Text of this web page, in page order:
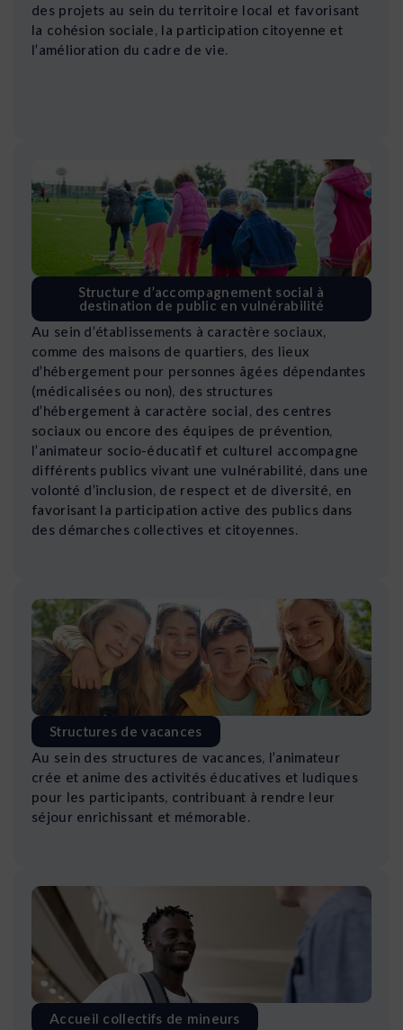
des projets au sein du territoire local et favorisant
la cohésion sociale, la participation citoyenne et
l’amélioration du cadre de vie.
Structure d’accompagnement social à
destination de public en vulnérabilité
Au sein d’établissements à caractère sociaux,
comme des maisons de quartiers, des lieux
d’hébergement pour personnes âgées dépendantes
(médicalisées ou non), des structures
d’hébergement à caractère social, des centres
sociaux ou encore des équipes de prévention,
l’animateur socio-éducatif et culturel accompagne
différents publics vivant une vulnérabilité, dans une
volonté d’inclusion, de respect et de diversité, en
favorisant la participation active des publics dans
des démarches collectives et citoyennes.
Structures de vacances
Au sein des structures de vacances, l’animateur
crée et anime des activités éducatives et ludiques
pour les participants, contribuant à rendre leur
séjour enrichissant et mémorable.
Accueil collectifs de mineurs